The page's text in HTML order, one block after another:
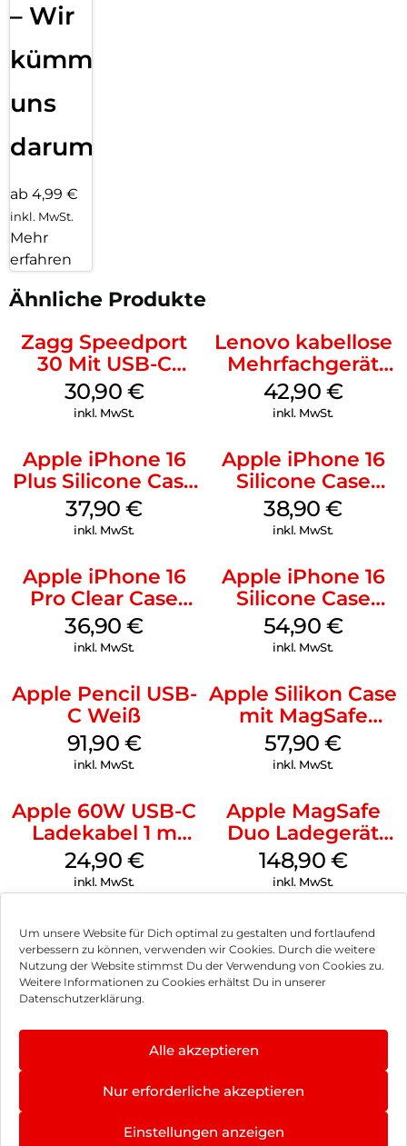
Um unsere Website für Dich optimal zu gestalten und fortlaufend
verbessern zu können, verwenden wir Cookies. Durch die weitere
Nutzung der Website stimmst Du der Verwendung von Cookies zu.
Weitere Informationen zu Cookies erhältst Du in unserer
Datenschutzerklärung.
Alle akzeptieren
Nur erforderliche akzeptieren
Einstellungen anzeigen
– Wir
kümmern
uns
darum!
ab 4,99 €
inkl. MwSt.
Mehr
erfahren
Ähnliche Produkte
Zagg Speedport
30 Mit USB-C
Kabel Weiß
30,90 €
inkl. MwSt.
Lenovo kabellose
Mehrfachgerät
Luna Grey
42,90 €
inkl. MwSt.
Apple iPhone 16
Plus Silicone Case
MagSafe Lake
Green
37,90€
inkl. MwSt.
Apple iPhone 16
Silicone Case
MagSafe
Ultramarine
38,90€
inkl. MwSt.
Apple iPhone 16
Pro Clear Case
MagSafe
Transparent
36,90€
inkl. MwSt.
Apple iPhone 16
Silicone Case
MagSafe Lake
Green
54,90 €
inkl. MwSt.
Apple Pencil USB-
C Weiß
91,90 €
inkl. MwSt.
Apple Silikon Case
mit MagSafe
iPhone 14 Pro
(PRODUCT)RED
57,90€
inkl. MwSt.
Apple 60W USB-C
Ladekabel 1 m
Weiß
24,90 €
inkl. MwSt.
Apple MagSafe
Duo Ladegerät
Weiß
148,90 €
inkl. MwSt.
Impressum
Hinweis zur Batterieentsorgung